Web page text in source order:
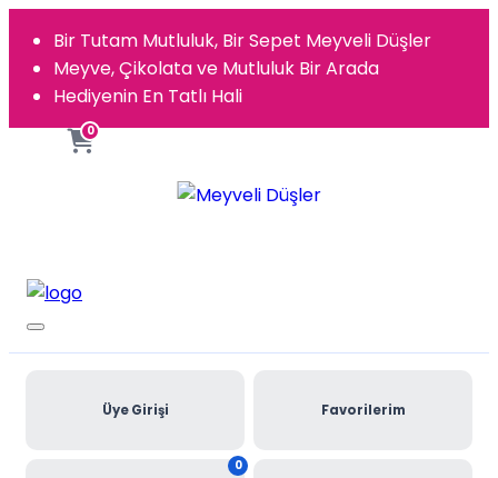
Bir Tutam Mutluluk, Bir Sepet Meyveli Düşler
Meyve, Çikolata ve Mutluluk Bir Arada
Hediyenin En Tatlı Hali
0
Üye Girişi Favorilerim
0